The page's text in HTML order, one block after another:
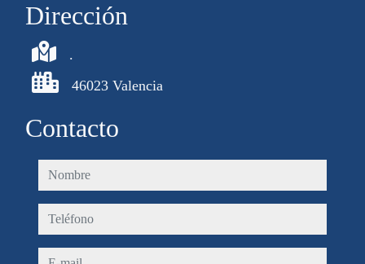
Dirección
.
46023 Valencia
Contacto
nombre
teléfono
e-mail